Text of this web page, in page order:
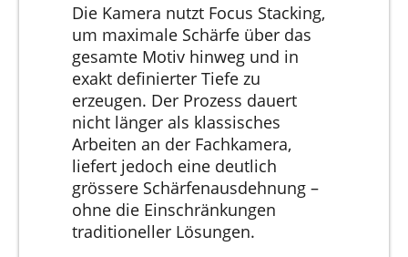
Die Kamera nutzt Focus Stacking,
um maximale Schärfe über das
gesamte Motiv hinweg und in
exakt definierter Tiefe zu
erzeugen. Der Prozess dauert
nicht länger als klassisches
Arbeiten an der Fachkamera,
liefert jedoch eine deutlich
grössere Schärfenausdehnung –
ohne die Einschränkungen
traditioneller Lösungen.